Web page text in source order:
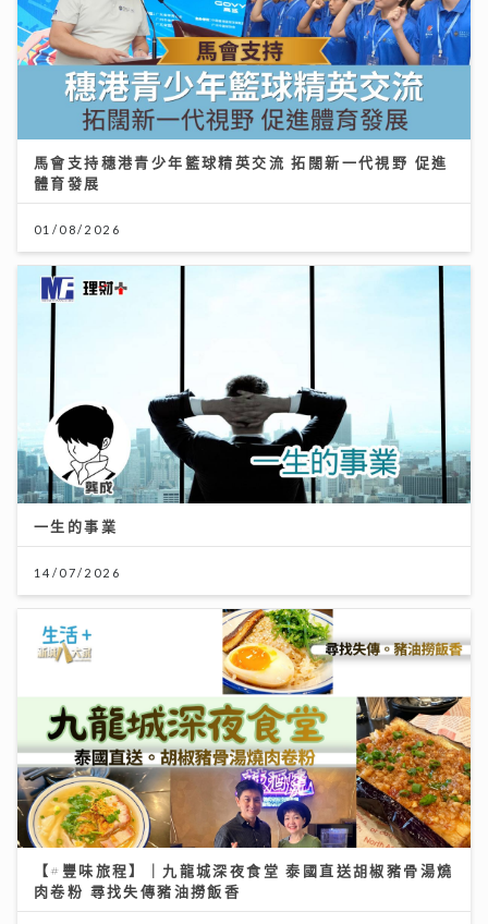
馬會支持穗港青少年籃球精英交流 拓闊新一代視野 促進
體育發展
01/08/2026
一生的事業
14/07/2026
【#豐味旅程】｜九龍城深夜食堂 泰國直送胡椒豬骨湯燒
肉卷粉 尋找失傳豬油撈飯香